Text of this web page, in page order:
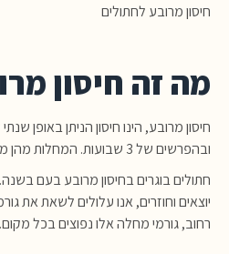
חיסון מרובע לחתולים
מה זה חיסון
חיסון מרובע, הינו חיסון הניתן באופן
ובהפרשים של 3 שבועות. המחלות מהן מגן החיסון הינן מסוכנות ביותר עבור גורי חתולים, אך עלולות לפגוע גם בחתולים בוגרים. על כן, ההמלצה היא לחסן
חתולים בוגרים בחיסון מרובע בעם
יוצאים וחוזרים, אנו עלולים לשאת את
רחוב, גורמי מחלה אלו נפוצים בכל מקום.